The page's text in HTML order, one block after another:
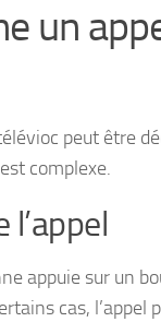
un
peut être
complexe.
l’appel
appuie sur un
cas, l’appel